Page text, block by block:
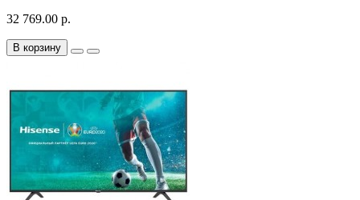
32 769.00 р.
В корзину